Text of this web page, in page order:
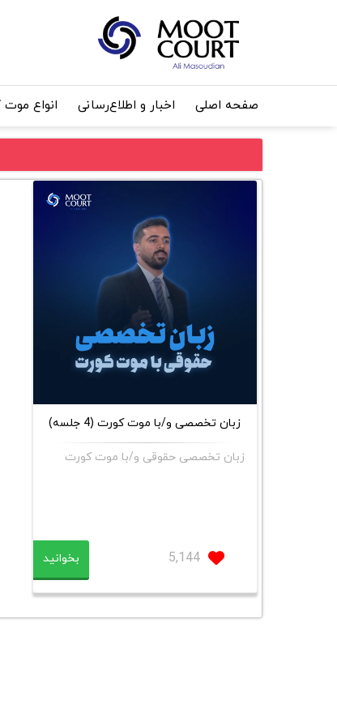
صفحه اصلی اخبار و اطلاع‌رسانی انواع
زبان تخصصی و/با موت کورت (4 جلسه)
زبان تخصصی حقوقی و/با موت کورت
5,144 بخوانید